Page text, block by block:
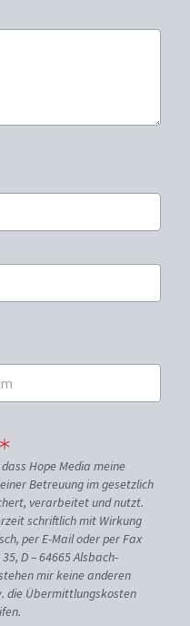
Hope Media meine
Betreuung im gesetzlich
verarbeitet und nutzt.
schriftlich mit Wirkung
per E-Mail oder per Fax
D – 64665 Alsbach-
mir keine anderen
die Übermittlungskosten